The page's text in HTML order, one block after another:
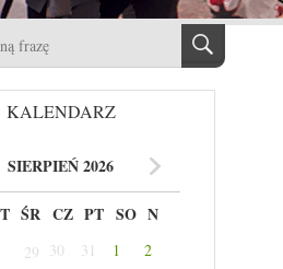
KALENDARZ
SIERPIEŃ 2026
ŚR CZ PT SO N
29 30 31 1
2